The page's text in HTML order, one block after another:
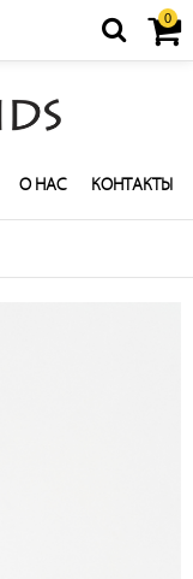
0
О НАС КОНТАКТЫ